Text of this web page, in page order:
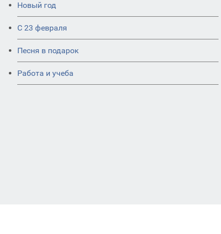
Новый год
С 23 февраля
Песня в подарок
Работа и учеба